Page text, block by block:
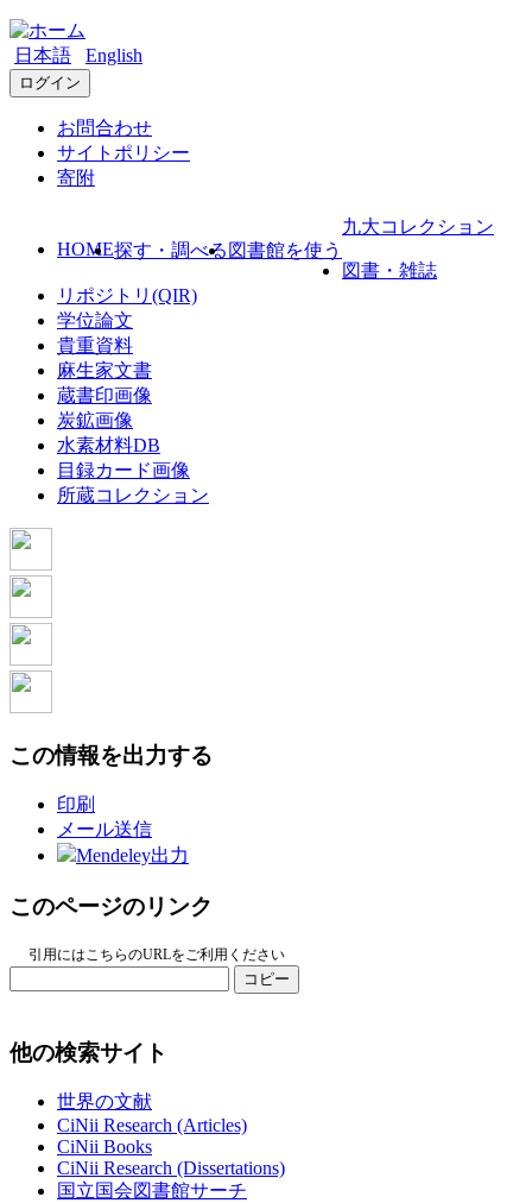
日本語 English
ログイン
お問合わせ
サイトポリシー
寄附
HOME探す・調べる 図書館を使う
九大コレクション
図書・雑誌
リポジトリ(QIR)
学位論文
貴重資料
麻生家文書
蔵書印画像
炭鉱画像
水素材料DB
目録カード画像
所蔵コレクション
この情報を出力する
印刷
メール送信
Mendeley出力
このページのリンク
引用にはこちらのURLをご利用ください
コピー
他の検索サイト
世界の文献
CiNii Research (Articles)
CiNii Books
CiNii Research (Dissertations)
国立国会図書館サーチ